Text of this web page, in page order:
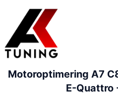
Motoroptimering A7
E-Quattro